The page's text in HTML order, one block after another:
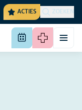
ACTIES ZOEKEN